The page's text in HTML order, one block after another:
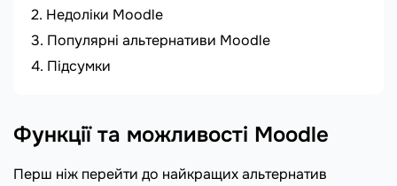
Недоліки Moodle
Популярні альтернативи Moodle
Підсумки
Функції та можливості Moodle
Перш ніж перейти до найкращих альтернатив